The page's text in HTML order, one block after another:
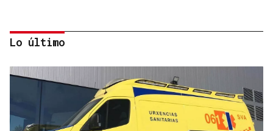
Lo último